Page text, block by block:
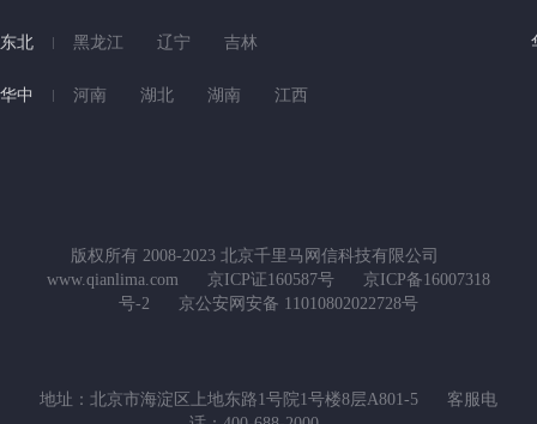
东北 黑龙江 辽宁 吉林
华中 河南 湖北 湖南 江西
版权所有 2008-2023 北京千里马网信科技有限公司
www.qianlima.com
京ICP证160587号
京ICP备16007318
号-2
京公安网安备 11010802022728号
地址：北京市海淀区上地东路1号院1号楼8层A801-5
客服电